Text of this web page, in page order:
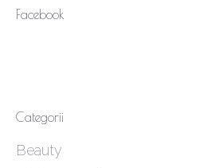
Facebook
Categorii
Beauty